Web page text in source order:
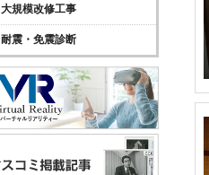
大規模改修工事
耐震・免震診断